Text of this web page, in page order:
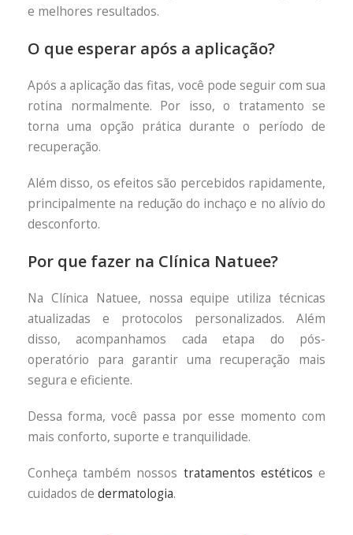
e melhores resultados.
O que esperar após a aplicação?
Após a aplicação das fitas, você pode seguir com sua
rotina normalmente. Por isso, o tratamento se
torna uma opção prática durante o período de
recuperação.
Além disso, os efeitos são percebidos rapidamente,
principalmente na redução do inchaço e no alívio do
desconforto.
Por que fazer na Clínica Natuee?
Na Clínica Natuee, nossa equipe utiliza técnicas
atualizadas e protocolos personalizados. Além
disso, acompanhamos cada etapa do pós-
operatório para garantir uma recuperação mais
segura e eficiente.
Dessa forma, você passa por esse momento com
mais conforto, suporte e tranquilidade.
Conheça também nossos tratamentos estéticos e
cuidados de dermatologia.